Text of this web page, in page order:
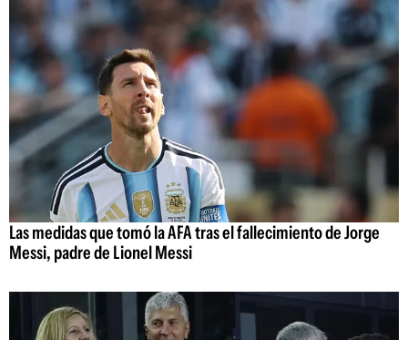
Las medidas que tomó la AFA tras el fallecimiento de Jorge
Messi, padre de Lionel Messi